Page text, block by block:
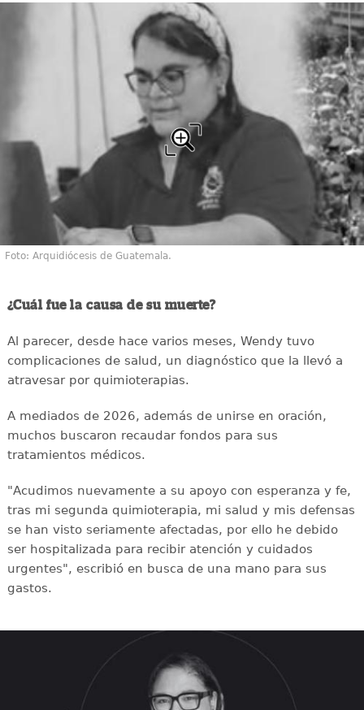
Foto: Arquidiócesis de Guatemala.
¿Cuál fue la causa de su muerte?
Al parecer, desde hace varios meses, Wendy tuvo
complicaciones de salud, un diagnóstico que la llevó a
atravesar por quimioterapias.
A mediados de 2026, además de unirse en oración,
muchos buscaron recaudar fondos para sus
tratamientos médicos.
"Acudimos nuevamente a su apoyo con esperanza y fe,
tras mi segunda quimioterapia, mi salud y mis defensas
se han visto seriamente afectadas, por ello he debido
ser hospitalizada para recibir atención y cuidados
urgentes", escribió en busca de una mano para sus
gastos.